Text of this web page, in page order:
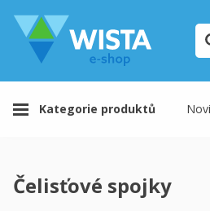
Registrace
K pokladně
Kategorie produktů
Čelisťové spojky